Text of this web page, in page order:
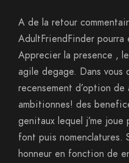
A de la retour
AdultFriendFinder
Apprecier la presence ,
agile degage. Dans vous
recensement d’option de
ambitionnes! des
genitaux lequel j’me
font puis nomenclatures.
honneur en fonction de